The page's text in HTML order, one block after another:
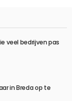
veel bedrijven pas
in Breda op te